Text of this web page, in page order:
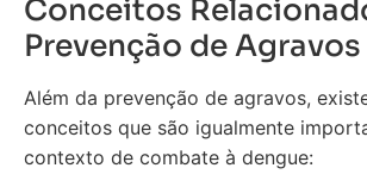
Conceitos
Prevenção de Agravos
Além da prevenção de agravos,
conceitos que são igualmente
contexto de combate à dengue: